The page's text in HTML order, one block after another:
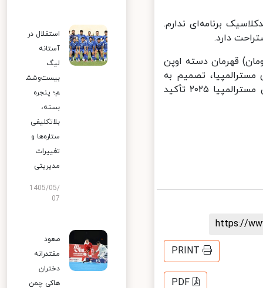
برنامه‌ای ندارم.
دارد.
۵۰۰ هزار دلاری (با دلار این لحظه حدود ۳۲,۰۰۰,۰۰۰,۰۰۰ تومان) قهرمان دسته اوپن
تصمیم به
شرکت در این رقابت گرفته‌اند. اما چوپان بر تمرکز خود بر آماده‌سازی برای مسترالمپیا ۲۰۲۵ تأکید
https://
PRINT
PDF
استقلال در
آستانه
لیگ
بیست‌وشش
م؛ پنجره
بسته،
بلاتکلیفی
ستاره‌ها و
تغییرات
مدیریتی
1405/05/
07
صعود
مقتدرانه
دختران
هاکی چمن